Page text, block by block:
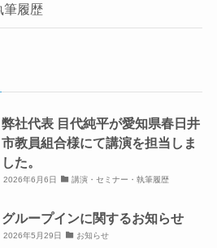
筆履歴
弊社代表 目代純平が愛知県春日井
市教員組合様にて講演を担当しま
した。
2026年6月6日 講演・セミナー・執筆履歴
グループインに関するお知らせ
2026年5月29日 お知らせ